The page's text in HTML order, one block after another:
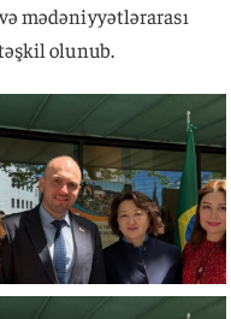
mədəniyyətlərarası
olunub.